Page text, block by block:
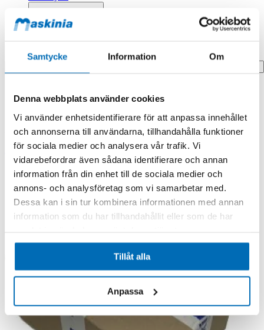
Samtycke Information Om
Denna webbplats använder cookies
Vi använder enhetsidentifierare för att anpassa innehållet
och annonserna till användarna, tillhandahålla funktioner
för sociala medier och analysera vår trafik. Vi
vidarebefordrar även sådana identifierare och annan
information från din enhet till de sociala medier och
annons- och analysföretag som vi samarbetar med.
Dessa kan i sin tur kombinera informationen med annan
information som du har tillhandahållit eller som de har
Tillåt alla
Anpassa
Search
Hem
Produkten finns i följande kategorier:
Engcon
Shims Centrumring - EC15 - 0,5mm